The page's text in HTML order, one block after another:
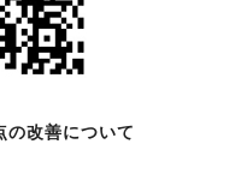
の改善について